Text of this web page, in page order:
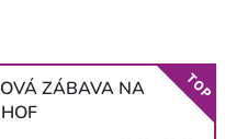
ZÁBAVA NA
TOP